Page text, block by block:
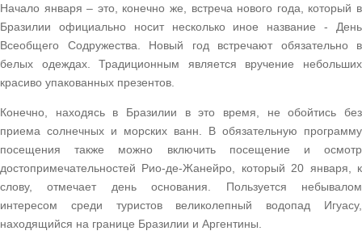
Начало января – это, конечно же, встреча нового года, который в
Бразилии официально носит несколько иное название - День
Всеобщего Содружества. Новый год встречают обязательно в
белых одеждах. Традиционным является вручение небольших
красиво упакованных презентов.
Конечно, находясь в Бразилии в это время, не обойтись без
приема солнечных и морских ванн. В обязательную программу
посещения также можно включить посещение и осмотр
достопримечательностей Рио-де-Жанейро, который 20 января, к
слову, отмечает день основания. Пользуется небывалом
интересом среди туристов великолепный водопад Игуасу,
находящийся на границе Бразилии и Аргентины.